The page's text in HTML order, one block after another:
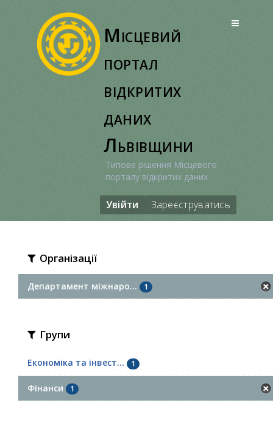
Місцевий
портал
відкритих
даних
Львівщини
Типове рішення Місцевого
порталу відкритих даних
Увійти Зареєструватись
Організації
Департамент міжнаро... 1
Групи
Економіка та інвест... 1
Фінанси 1